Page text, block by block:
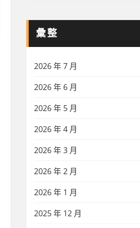
彙整
2026 年 7 月
2026 年 6 月
2026 年 5 月
2026 年 4 月
2026 年 3 月
2026 年 2 月
2026 年 1 月
2025 年 12 月